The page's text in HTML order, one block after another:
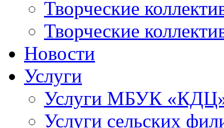
Творческие
Творческие
Новости
Услуги
Услуги МБУК
Услуги сельских